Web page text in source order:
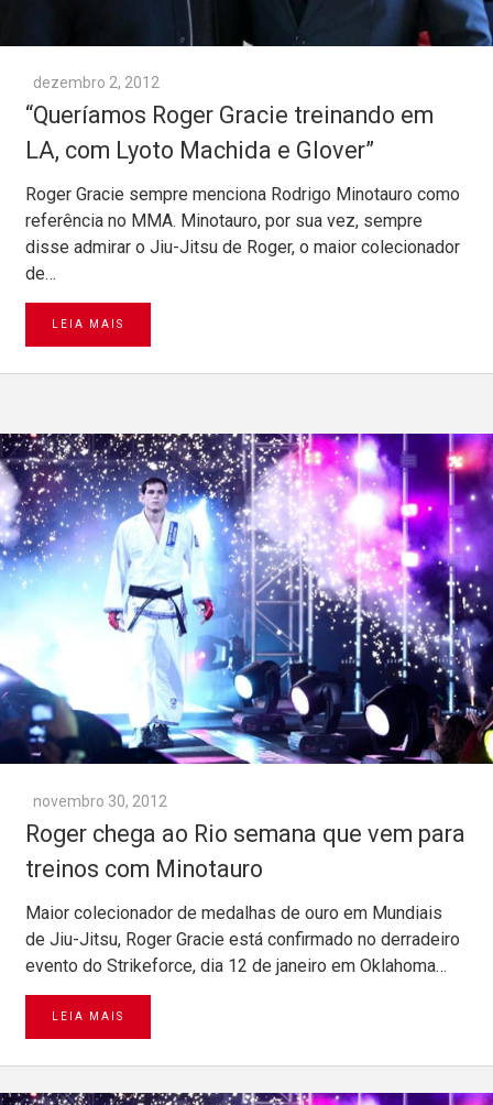
dezembro 2, 2012
“Queríamos Roger Gracie treinando em
LA, com Lyoto Machida e Glover”
Roger Gracie sempre menciona Rodrigo Minotauro como
referência no MMA. Minotauro, por sua vez, sempre
disse admirar o Jiu-Jitsu de Roger, o maior colecionador
de…
LEIA MAIS
novembro 30, 2012
Roger chega ao Rio semana que vem para
treinos com Minotauro
Maior colecionador de medalhas de ouro em Mundiais
de Jiu-Jitsu, Roger Gracie está confirmado no derradeiro
evento do Strikeforce, dia 12 de janeiro em Oklahoma…
LEIA MAIS